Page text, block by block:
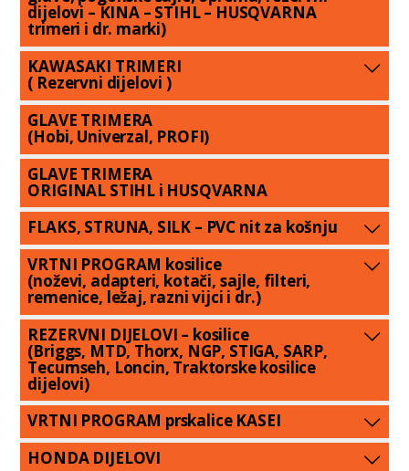
dijelovi – KINA – STIHL – HUSQVARNA
trimeri i dr. marki)
KAWASAKI TRIMERI
( Rezervni dijelovi )
GLAVE TRIMERA
(Hobi, Univerzal, PROFI)
GLAVE TRIMERA
ORIGINAL STIHL i HUSQVARNA
FLAKS, STRUNA, SILK – PVC nit za košnju
VRTNI PROGRAM kosilice
(noževi, adapteri, kotači, sajle, filteri,
remenice, ležaj, razni vijci i dr.)
REZERVNI DIJELOVI – kosilice
(Briggs, MTD, Thorx, NGP, STIGA, SARP,
Tecumseh, Loncin, Traktorske kosilice
dijelovi)
VRTNI PROGRAM prskalice KASEI
HONDA DIJELOVI